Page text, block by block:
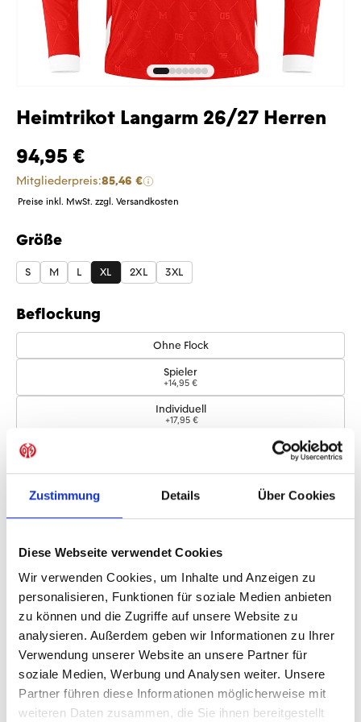
Zustimmung Details Über Cookies
Diese Webseite verwendet Cookies
Wir verwenden Cookies, um Inhalte und Anzeigen zu
personalisieren, Funktionen für soziale Medien anbieten
zu können und die Zugriffe auf unsere Website zu
analysieren. Außerdem geben wir Informationen zu Ihrer
Verwendung unserer Website an unsere Partner für
soziale Medien, Werbung und Analysen weiter. Unsere
Partner führen diese Informationen möglicherweise mit
weiteren Daten zusammen, die Sie ihnen bereitgestellt
Heimtrikot Langarm 26/27 Herren
94,95 €
Mitgliederpreis:85,46 €
Preise inkl. MwSt. zzgl. Versandkosten
Größe
auswählen
S M L XL 2XL 3XL
Beflockung
Ohne Flock
Spieler
+14,95 €
Individuell
+17,95 €
Logos
Bundesliga-Logo
+4,95 €
IN DEN WARENKORB